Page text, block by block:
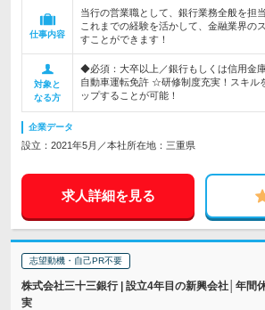
仕事内容
当行の営業職として、銀行業務全般を担
これまでの経験を活かして、金融業界の
すことができます！
対象と
なる方
◆必須：大卒以上／銀行もしくは信用金
自動車運転免許 ☆研修制度充実！スキル
ップすることが可能！
企業データ
設立：2021年5月／本社所在地：三重県
求人詳細を見る
志望動機・自己PR不要
株式会社三十三銀行 | 設立4年目の新興会社│年間
実